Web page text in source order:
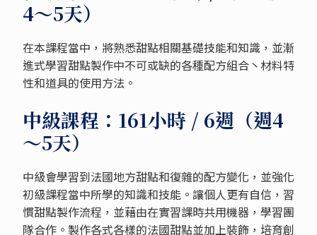
4～5天）
在本課程當中，將熟悉甜點相關基礎技能和知識，並漸
進式學習甜點製作中不可或缺的各種配方組合丶材料特
性和道具的使用方法。
中級課程：161小時 / 6週（週4
～5天）
中級會學習到法國地方甜點和復雜的配方變化，並強化
初級課程當中所學的知識和技能。讓個人更有自信，習
慣甜點製作流程，並藉由在實習課時共用機器，學習團
隊合作。製作各式各樣的法國甜點並加上裝飾，培育創